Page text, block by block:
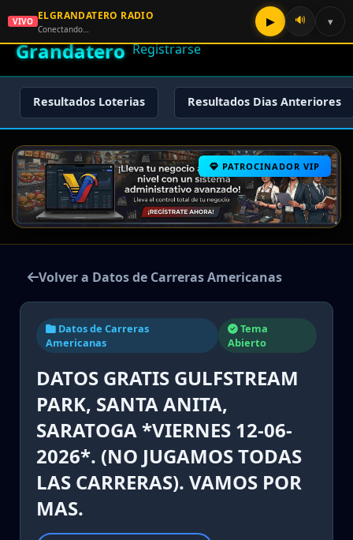
🌟 El
Grandatero
🔑 Iniciar Sesión
📝
Registrarse
Resultados Loterias Resultados Dias Anteriores
PATROCINADOR VIP
Volver a Datos de Carreras Americanas
Datos de Carreras
Americanas
Tema
Abierto
DATOS GRATIS GULFSTREAM
PARK, SANTA ANITA,
SARATOGA *VIERNES 12-06-
2026*. (NO JUGAMOS TODAS
LAS CARRERAS). VAMOS POR
MAS.
VIVO ELGRANDATERO RADIO
Conectando…
▶ 🔊 ▾